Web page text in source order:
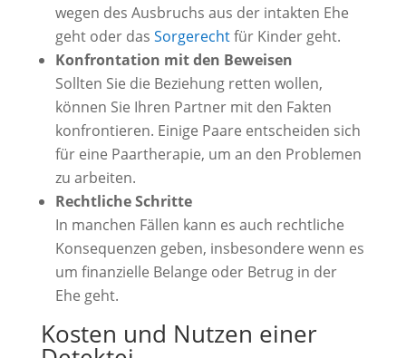
wegen des Ausbruchs aus der intakten Ehe
geht oder das Sorgerechtfür Kinder geht.
Konfrontation mit den Beweisen
Sollten Sie die Beziehung retten wollen,
können Sie Ihren Partner mit den Fakten
konfrontieren. Einige Paare entscheiden sich
für eine Paartherapie, um an den Problemen
zu arbeiten.
Rechtliche Schritte
In manchen Fällen kann es auch rechtliche
Konsequenzen geben, insbesondere wenn es
um finanzielle Belange oder Betrug in der
Ehe geht.
Kosten und Nutzen einer